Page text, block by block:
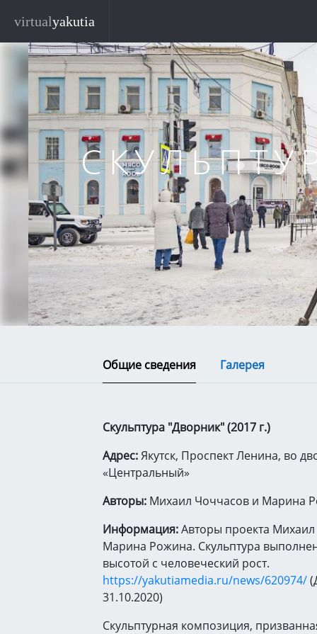
virtualyakutia
Общие сведения Галерея
Скульптура "Дворник" (2017 г.)
Адрес:Якутск, Проспект Ленина, во
«Центральный»
Авторы: Михаил Чоччасов и Марина
Информация:Авторы проекта
Марина Рожина. Скульптура
высотой с человеческий рост.
https://yakutiamedia.ru/news/620974/
31.10.2020)
Скульптурная композиция,